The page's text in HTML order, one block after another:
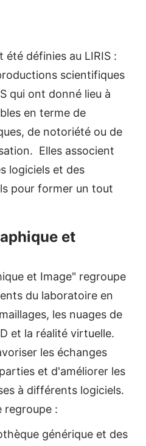
définies au LIRIS :
scientifiques
qui ont donné lieu à
en terme de
de notoriété ou de
Elles associent
logiciels et des
pour former un tout
et
et Image" regroupe
du laboratoire en
les nuages de
et la réalité virtuelle.
les échanges
et d'améliorer les
à différents logiciels.
regroupe :
générique et des